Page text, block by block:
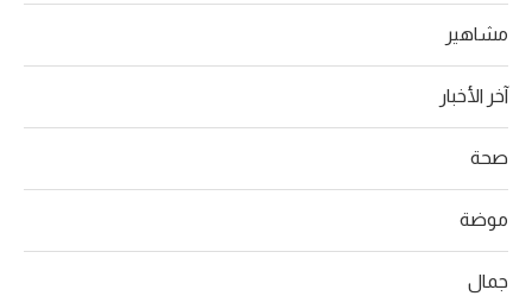
مشاهير
آخر الأخبار
صحة
موضة
جمال